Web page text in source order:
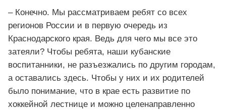
– Конечно. Мы рассматриваем ребят со всех
регионов России и в первую очередь из
Краснодарского края. Ведь для чего мы все это
затеяли? Чтобы ребята, наши кубанские
воспитанники, не разъезжались по другим городам,
а оставались здесь. Чтобы у них и их родителей
было понимание, что в крае есть развитие по
хоккейной лестнице и можно целенаправленно